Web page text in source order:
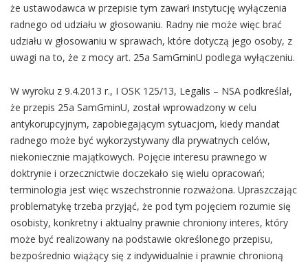
że ustawodawca w przepisie tym zawarł instytucję wyłączenia
radnego od udziału w głosowaniu. Radny nie może więc brać
udziału w głosowaniu w sprawach, które dotyczą jego osoby, z
uwagi na to, że z mocy art. 25a SamGminU podlega wyłączeniu.
W wyroku z 9.4.2013 r., I OSK 125/13, Legalis – NSA podkreślał,
że przepis 25a SamGminU, został wprowadzony w celu
antykorupcyjnym, zapobiegającym sytuacjom, kiedy mandat
radnego może być wykorzystywany dla prywatnych celów,
niekoniecznie majątkowych. Pojęcie interesu prawnego w
doktrynie i orzecznictwie doczekało się wielu opracowań;
terminologia jest więc wszechstronnie rozważona. Upraszczając
problematykę trzeba przyjąć, że pod tym pojęciem rozumie się
osobisty, konkretny i aktualny prawnie chroniony interes, który
może być realizowany na podstawie określonego przepisu,
bezpośrednio wiążący się z indywidualnie i prawnie chronioną